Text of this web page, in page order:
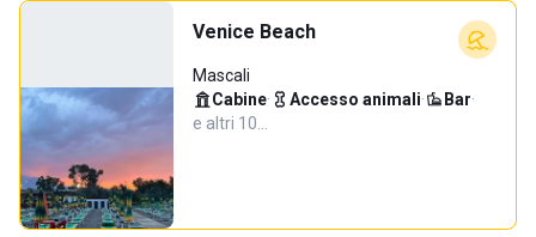
Venice Beach
Mascali
Cabine· Accesso animali· Bar·
e altri 10…